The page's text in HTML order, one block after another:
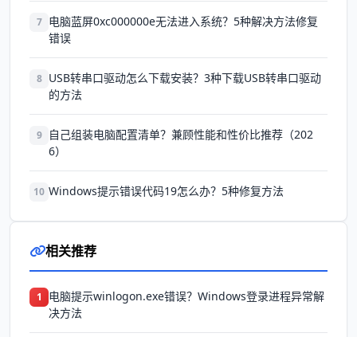
7 电脑蓝屏0xc000000e无法进入系统？5种解决方法修复
错误
8 USB转串口驱动怎么下载安装？3种下载USB转串口驱动
的方法
9
自己组装电脑配置清单？兼顾性能和性价比推荐（202
6）
10 Windows提示错误代码19怎么办？5种修复方法
相关推荐
1
电脑提示winlogon.exe错误？Windows登录进程异常解
决方法